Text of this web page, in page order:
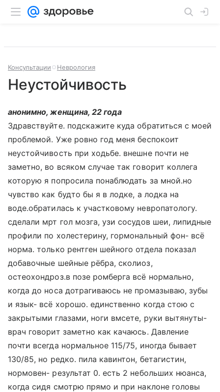
Консультации Неврология
Неустойчивость
анонимно, женщина, 22 года
Здравствуйте. подскажите куда обратиться с моей
проблемой. Уже ровно год меня беспокоит
неустойчивость при ходьбе. внешне почти не
заметно, во всяком случае так говорит коллега
которую я попросила понаблюдать за мной.но
чувство как будто бы я в лодке, а лодка на
воде.обратилась к участковому невропатологу.
сделали мрт гол мозга, узи сосудов шеи, липидные
профили по холестерину, гормональный фон- всё
норма. только рентген шейного отдела показал
добавочные шейные рёбра, сколиоз,
остеохондроз.в позе ромберга всё нормально,
когда до носа дотрагиваюсь не промазываю, зубы
и язык- всё хорошо. единственно когда стою с
закрытыми глазами, ноги вмсете, руки вытянуты-
врач говорит заметно как качаюсь. Давление
почти всегда нормальное 115/75, иногда бывает
130/85, но редко. пила кавинтон, бетагистин,
нормовен- результат 0. есть 2 небольших нюанса,
когда сидя смотрю прямо и при наклоне головы